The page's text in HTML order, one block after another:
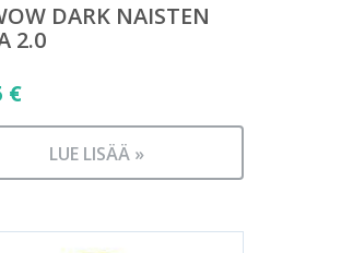
DARK NAISTEN
2.0
€
LUE LISÄÄ »